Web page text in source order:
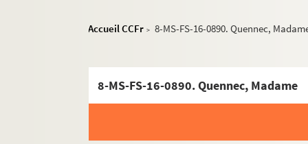
Accueil CCFr > 8-MS-FS-16-0890. Quennec,
8-MS-FS-16-0890. Quennec, Madame
B